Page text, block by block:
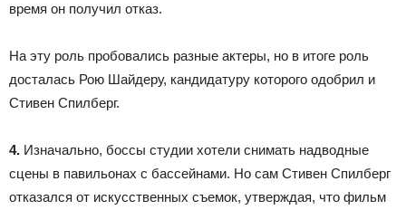
время он получил отказ.
На эту роль пробовались разные актеры, но в итоге роль
досталась Рою Шайдеру, кандидатуру которого одобрил и
Стивен Спилберг.
4. Изначально, боссы студии хотели снимать надводные
сцены в павильонах с бассейнами. Но сам Стивен Спилберг
отказался от искусственных съемок, утверждая, что фильм